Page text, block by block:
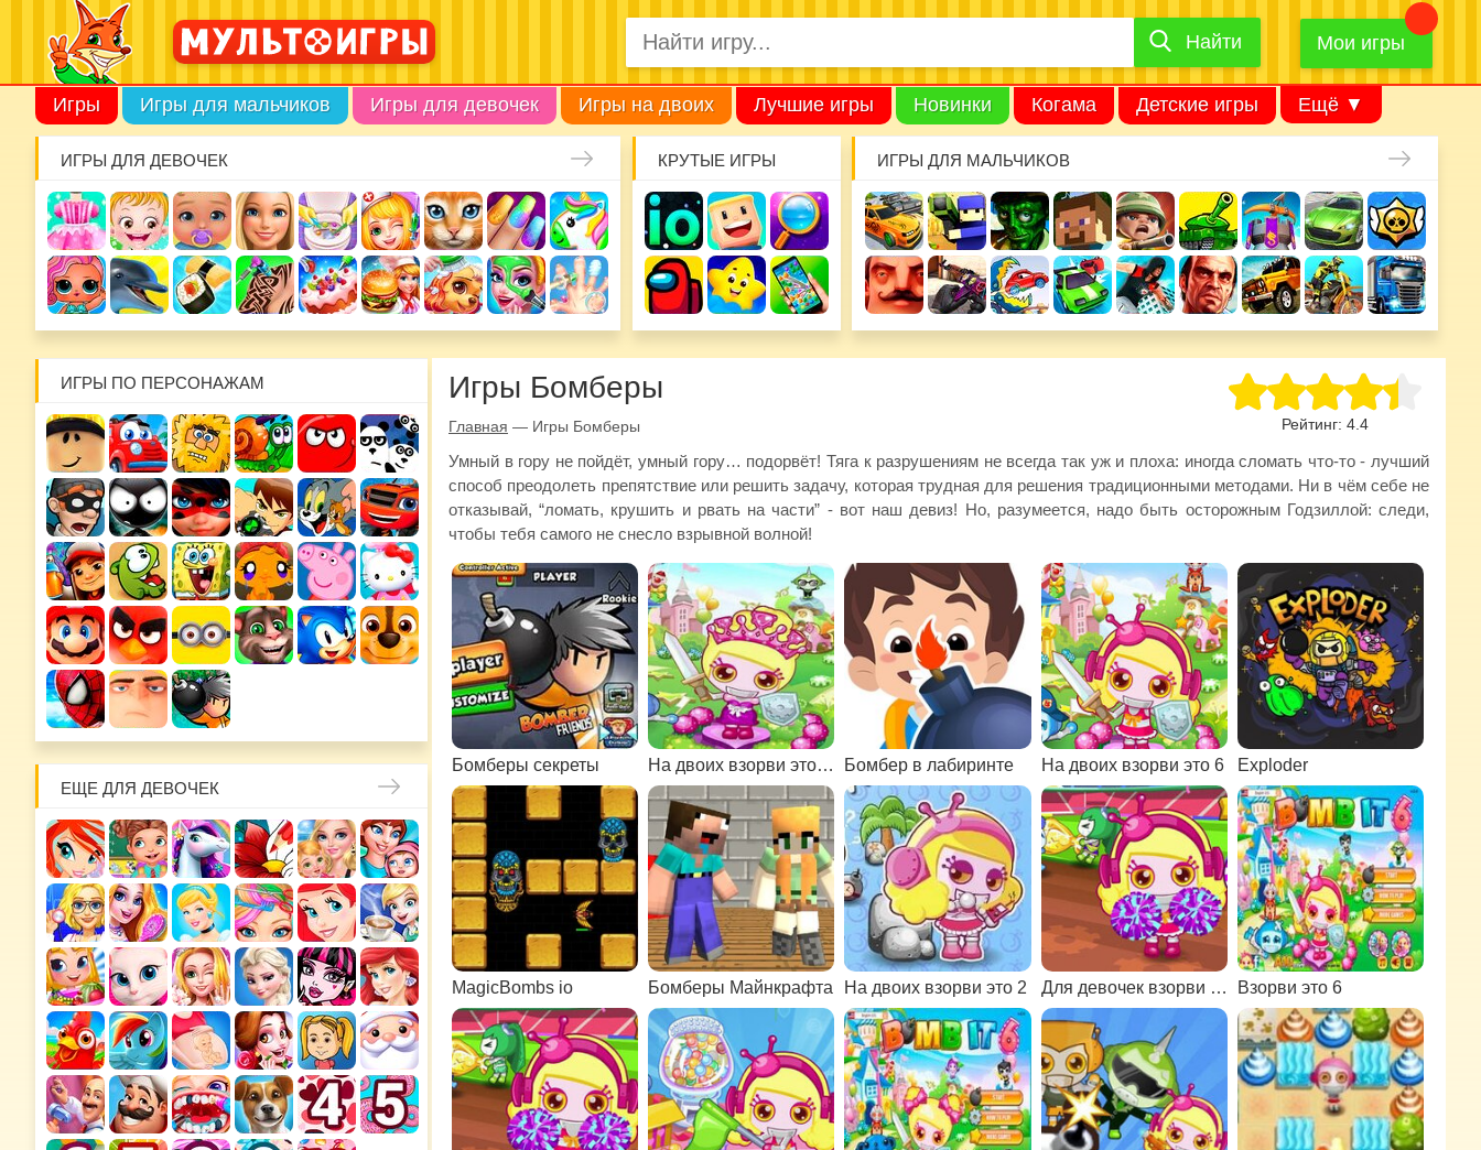
Найти
Найти Мои игры
Игры Игры для мальчиков Игры для девочек Игры на двоих Лучшие игры Новинки Когама Детские игры Ещё ▼
ИГРЫ ДЛЯ ДЕВОЧЕК КРУТЫЕ ИГРЫ ИГРЫ ДЛЯ МАЛЬЧИКОВ
ИГРЫ ПО ПЕРСОНАЖАМ
ЕЩЕ ДЛЯ ДЕВОЧЕК
Рейтинг: 4.4
Игры Бомберы
Главная — Игры Бомберы
Умный в гору не пойдёт, умный гору… подорвёт! Тяга к разрушениям не всегда так уж и плоха: иногда сломать что-то - лучший
способ преодолеть препятствие или решить задачу, которая трудная для решения традиционными методами. Ни в чём себе не
отказывай, “ломать, крушить и рвать на части” - вот наш девиз! Но, разумеется, надо быть осторожным Годзиллой: следи,
чтобы тебя самого не снесло взрывной волной!
Бомберы секреты На двоих взорви это 10 Бомбер в лабиринте На двоих взорви это 6 Exploder
MagicBombs io Бомберы Майнкрафта На двоих взорви это 2 Для девочек взорви это 7 Взорви это 6